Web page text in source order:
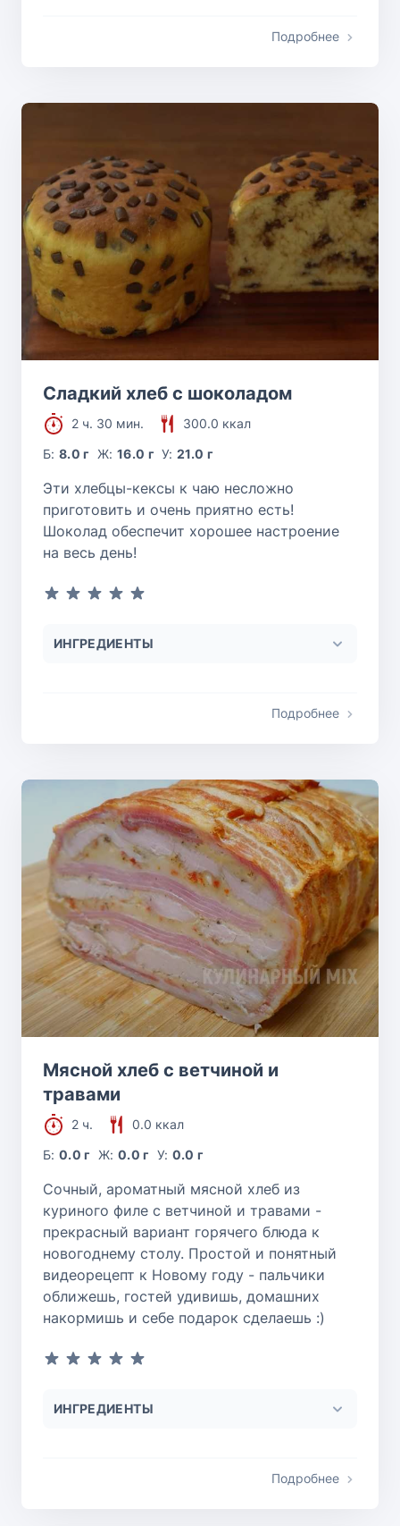
Подробнее
Сладкий хлеб с шоколадом
2 ч. 30 мин.
300.0 ккал
Б:8.0 г Ж: 16.0 г У:21.0 г
Эти хлебцы-кексы к чаю несложно
приготовить и очень приятно есть!
Шоколад обеспечит хорошее настроение
на весь день!
ИНГРЕДИЕНТЫ
Подробнее
Мясной хлеб с ветчиной и
травами
2 ч.
0.0 ккал
Б:0.0 г Ж: 0.0 г У: 0.0 г
Сочный, ароматный мясной хлеб из
куриного филе с ветчиной и травами -
прекрасный вариант горячего блюда к
новогоднему столу. Простой и понятный
видеорецепт к Новому году - пальчики
оближешь, гостей удивишь, домашних
накормишь и себе подарок сделаешь :)
ИНГРЕДИЕНТЫ
Подробнее